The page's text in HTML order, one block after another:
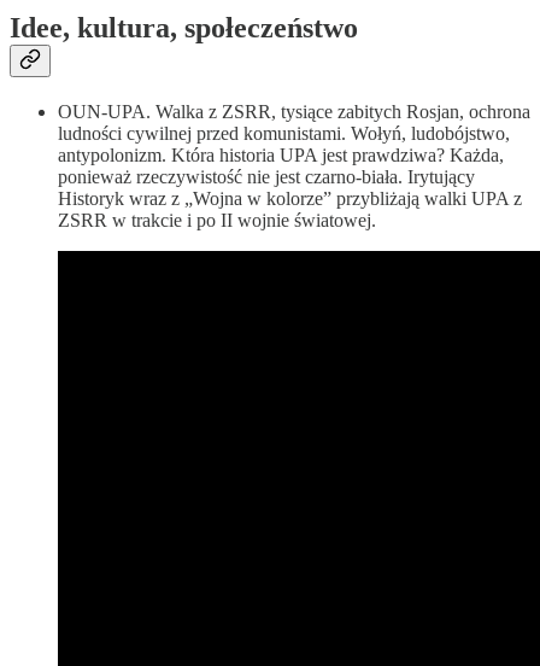
Idee, kultura, społeczeństwo
OUN-UPA. Walka z ZSRR, tysiące zabitych Rosjan, ochrona
ludności cywilnej przed komunistami. Wołyń, ludobójstwo,
antypolonizm. Która historia UPA jest prawdziwa? Każda,
ponieważ rzeczywistość nie jest czarno-biała. Irytujący
Historyk wraz z „Wojna w kolorze” przybliżają walki UPA z
ZSRR w trakcie i po II wojnie światowej.